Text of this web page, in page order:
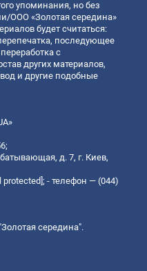
упоминания, но без
ООО «Золотая середина»
будет считаться:
последующее
с
других материалов,
и другие подобные
д. 7, г. Киев,
protected]; - телефон — (044)
середина".